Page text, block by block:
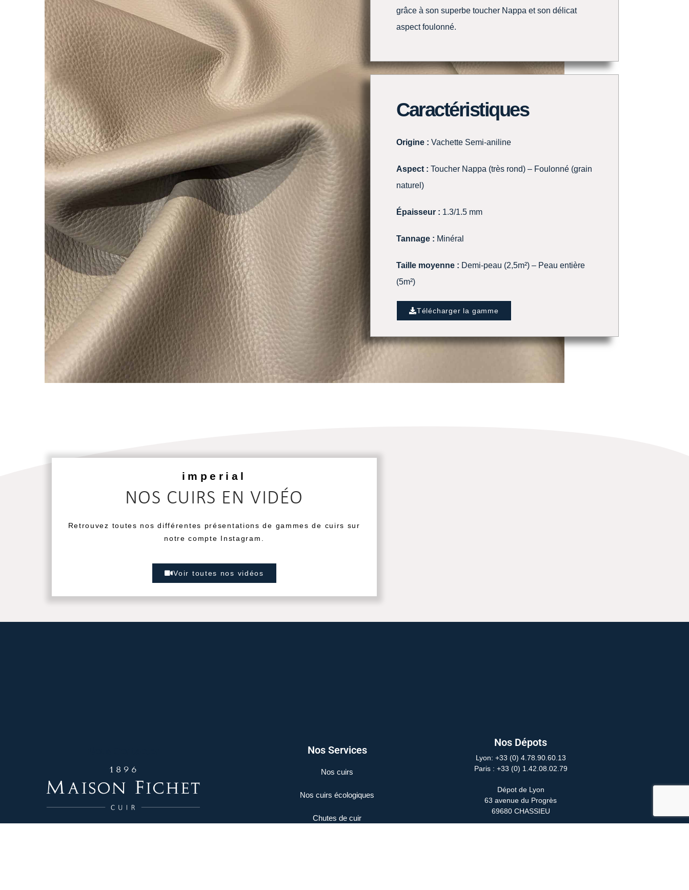
grâce à son superbe toucher Nappa et son délicat
aspect foulonné.
Caractéristiques
Origine : Vachette Semi-aniline
Aspect : Toucher Nappa (très rond) – Foulonné (grain
naturel)
Épaisseur : 1.3/1.5 mm
Tannage : Minéral
Taille moyenne : Demi-peau (2,5m²) – Peau entière
(5m²)
Télécharger la gamme
imperial
NOS CUIRS EN VIDÉO
Retrouvez toutes nos différentes présentations de gammes de cuirs sur
notre compte Instagram.
Voir toutes nos vidéos
Nos Services
Nos cuirs
Nos cuirs écologiques
Chutes de cuir
Nos Dépots
Lyon: +33 (0) 4.78.90.60.13
Paris : +33 (0) 1.42.08.02.79
Dépot de Lyon
63 avenue du Progrès
69680 CHASSIEU